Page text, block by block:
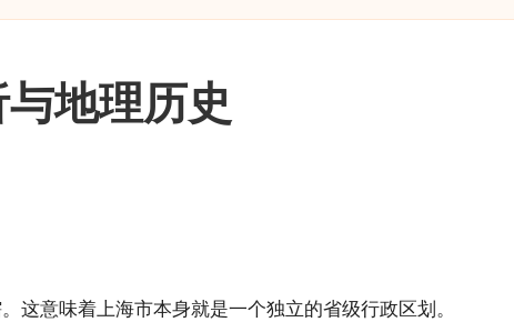
地理历史
意味着上海市本身就是一个独立的省级行政区划。